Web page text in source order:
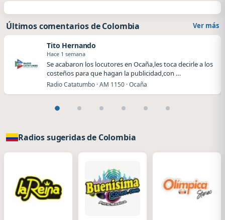
Últimos comentarios de Colombia Ver más
Tito Hernando
Hace 1 semana
Se acabaron los locutores en Ocaña,les toca decirle a los
costeños para que hagan la publicidad,con …
Radio Catatumbo · AM 1150 · Ocaña
Radios sugeridas de Colombia